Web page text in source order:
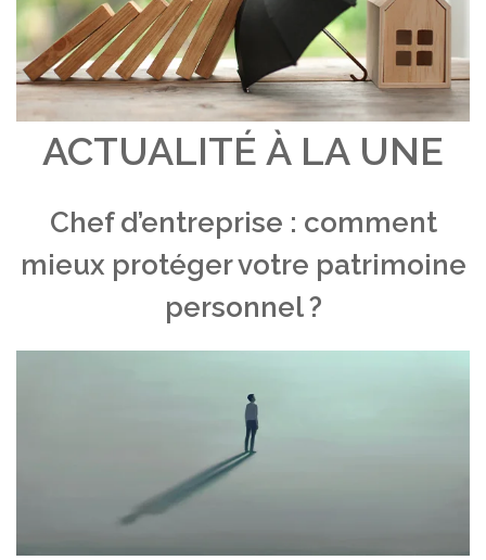
ACTUALITÉ À LA UNE
Chef d’entreprise : comment
mieux protéger votre patrimoine
personnel ?